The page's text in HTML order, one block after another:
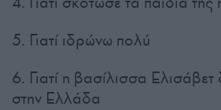
5. Γιατί ιδρώνω πολύ
6. Γιατί η βασίλισσα Ελισάβετ
στην Ελλάδα